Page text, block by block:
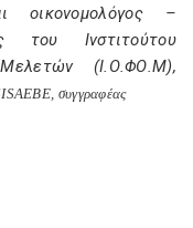
οικονομολόγος –
του Ινστιτούτου
(Ι.Ο.ΦΟ.Μ),
AEBE, συγγραφέας